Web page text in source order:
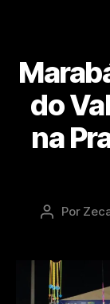
do
na
Por